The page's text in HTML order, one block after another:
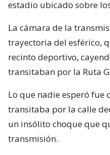
estadio ubicado sobre
La cámara de la
trayectoria del esférico,
recinto deportivo,
transitaban por la Ruta
Lo que nadie esperó fue
transitaba por la calle
un insólito choque que
transmisión.